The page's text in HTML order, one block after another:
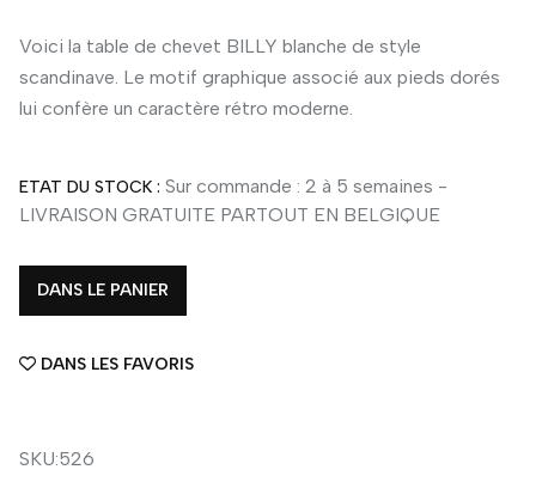
Voici la table de chevet BILLY blanche de style
scandinave. Le motif graphique associé aux pieds dorés
lui confère un caractère rétro moderne.
ETAT DU STOCK : Sur commande : 2 à 5 semaines -
LIVRAISON GRATUITE PARTOUT EN BELGIQUE
DANS LE PANIER
DANS LES FAVORIS
SKU:526